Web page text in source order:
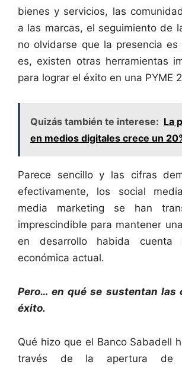
bienes y servicios, las
a las marcas, el seguimiento de
no olvidarse que la presencia
es, existen otras herramientas
para lograr el éxito en una PYME
Quizás también te interese: La
en medios digitales crece un
Parece sencillo y las cifras
efectivamente, los social
media marketing se han
imprescindible para mantener
en desarrollo habida cuenta
económica actual.
Pero… en qué se sustentan las
éxito.
Qué hizo que el Banco Sabadell
través de la apertura de